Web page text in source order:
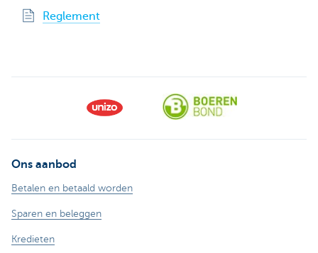
Reglement
Ons aanbod
Betalen en betaald worden
Sparen en beleggen
Kredieten